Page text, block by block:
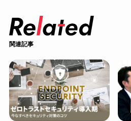
関連記事